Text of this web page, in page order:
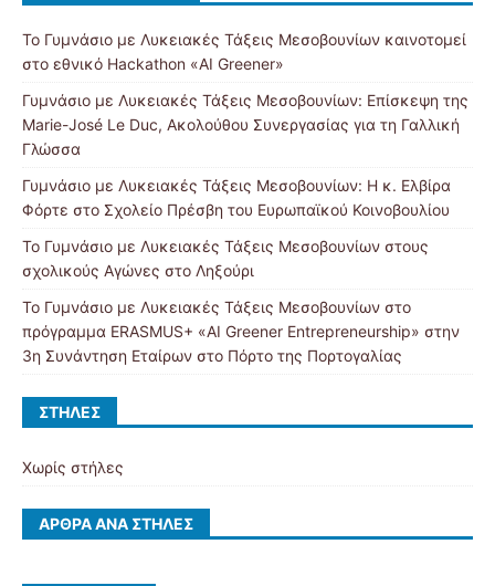
Το Γυμνάσιο με Λυκειακές Τάξεις Μεσοβουνίων καινοτομεί
στο εθνικό Hackathon «AI Greener»
Γυμνάσιο με Λυκειακές Τάξεις Μεσοβουνίων: Επίσκεψη της
Marie-José Le Duc, Ακολούθου Συνεργασίας για τη Γαλλική
Γλώσσα
Γυμνάσιο με Λυκειακές Τάξεις Μεσοβουνίων: Η κ. Ελβίρα
Φόρτε στο Σχολείο Πρέσβη του Ευρωπαϊκού Κοινοβουλίου
Το Γυμνάσιο με Λυκειακές Τάξεις Μεσοβουνίων στους
σχολικούς Αγώνες στο Ληξούρι
Το Γυμνάσιο με Λυκειακές Τάξεις Μεσοβουνίων στο
πρόγραμμα ERASMUS+ «AI Greener Entrepreneurship» στην
3η Συνάντηση Εταίρων στο Πόρτο της Πορτογαλίας
ΣΤΉΛΕΣ
Χωρίς στήλες
ΆΡΘΡΑ ΑΝΆ ΣΤΉΛΕΣ